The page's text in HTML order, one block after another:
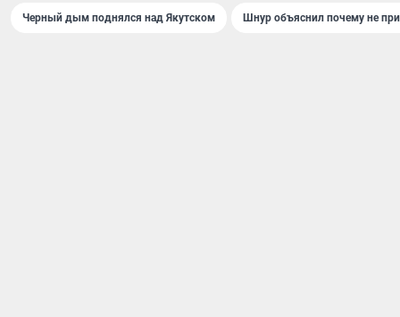
Черный дым поднялся над Якутском Шнур объяснил почему не